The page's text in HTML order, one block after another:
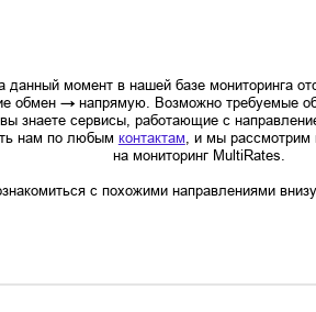
данный момент в нашей базе мониторинга
обмен → напрямую. Возможно требуемые
знаете сервисы, работающие с
нам по любым контактам, и мы рассмотрим
на мониторинг MultiRates.
с похожими направлениями